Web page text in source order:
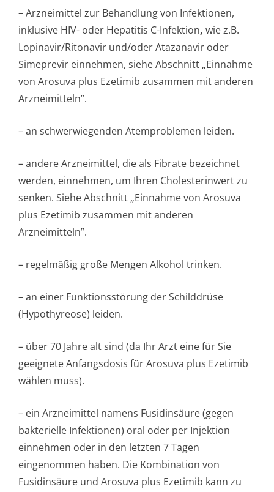
– Arzneimittel zur Behandlung von Infektionen,
inklusive HIV- oder Hepatitis C-Infektion, wie z.B.
Lopinavir/Ritonavir und/oder Atazanavir oder
Simeprevir einnehmen, siehe Abschnitt „Einnahme
von Arosuva plus Ezetimib zusammen mit anderen
Arzneimitteln”.
– an schwerwiegenden Atemproblemen leiden.
– andere Arzneimittel, die als Fibrate bezeichnet
werden, einnehmen, um Ihren Cholesterinwert zu
senken. Siehe Abschnitt „Einnahme von Arosuva
plus Ezetimib zusammen mit anderen
Arzneimitteln”.
– regelmäßig große Mengen Alkohol trinken.
– an einer Funktionsstörung der Schilddrüse
(Hypothyreose) leiden.
– über 70 Jahre alt sind (da Ihr Arzt eine für Sie
geeignete Anfangsdosis für Arosuva plus Ezetimib
wählen muss).
– ein Arzneimittel namens Fusidinsäure (gegen
bakterielle Infektionen) oral oder per Injektion
einnehmen oder in den letzten 7 Tagen
eingenommen haben. Die Kombination von
Fusidinsäure und Arosuva plus Ezetimib kann zu